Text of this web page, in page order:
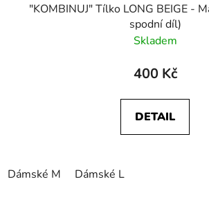
"KOMBINUJ" Tílko LONG BEIGE -
spodní díl)
Skladem
400 Kč
DETAIL
Dámské M Dámské L